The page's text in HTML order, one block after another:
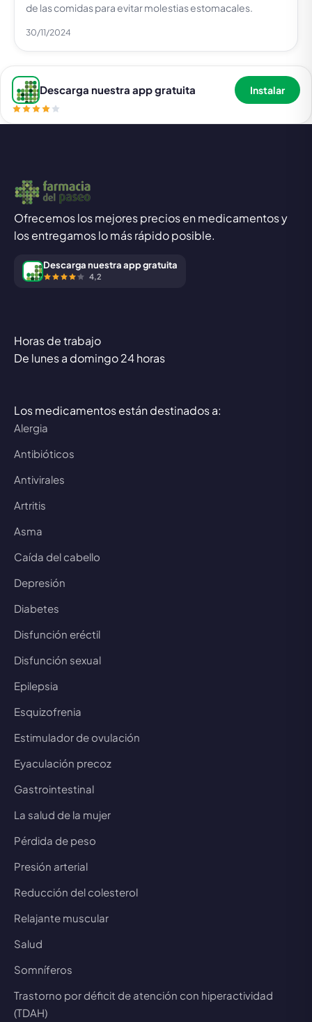
de las comidas para evitar molestias estomacales.
30/11/2024
Descarga nuestra app gratuita Instalar
Ofrecemos los mejores precios en medicamentos y
los entregamos lo más rápido posible.
Descarga nuestra app gratuita
4,2
Horas de trabajo
De lunes a domingo 24 horas
Los medicamentos están destinados a:
Alergia
Antibióticos
Antivirales
Artritis
Asma
Caída del cabello
Depresión
Diabetes
Disfunción eréctil
Disfunción sexual
Epilepsia
Esquizofrenia
Estimulador de ovulación
Eyaculación precoz
Gastrointestinal
La salud de la mujer
Pérdida de peso
Presión arterial
Reducción del colesterol
Relajante muscular
Salud
Somníferos
Trastorno por déficit de atención con hiperactividad
(TDAH)